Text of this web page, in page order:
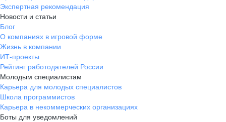
Экспертная рекомендация
Новости и статьи
Блог
О компаниях в игровой форме
Жизнь в компании
ИТ-проекты
Рейтинг работодателей России
Молодым специалистам
Карьера для молодых специалистов
Школа программистов
Карьера в некоммерческих организациях
Боты для уведомлений